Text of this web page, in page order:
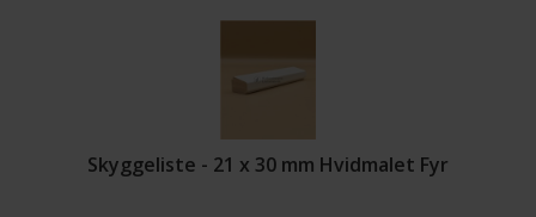
Skyggeliste - 21 x 30 mm Hvidmalet Fyr